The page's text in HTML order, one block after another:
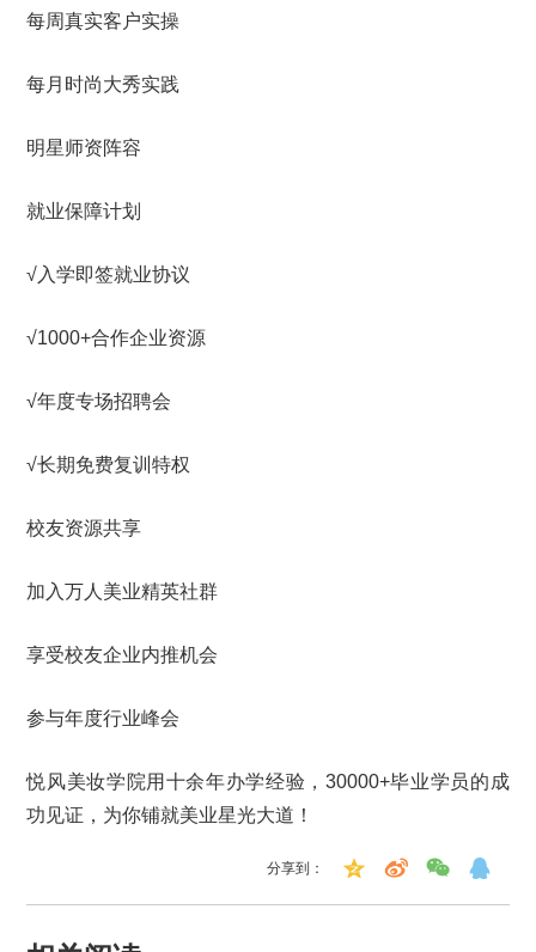
每周真实客户实操
每月时尚大秀实践
明星师资阵容
就业保障计划
√入学即签就业协议
√1000+合作企业资源
√年度专场招聘会
√长期免费复训特权
校友资源共享
加入万人美业精英社群
享受校友企业内推机会
参与年度行业峰会
悦风美妆学院用十余年办学经验，30000+毕业学员的成
功见证，为你铺就美业星光大道！
分享到：